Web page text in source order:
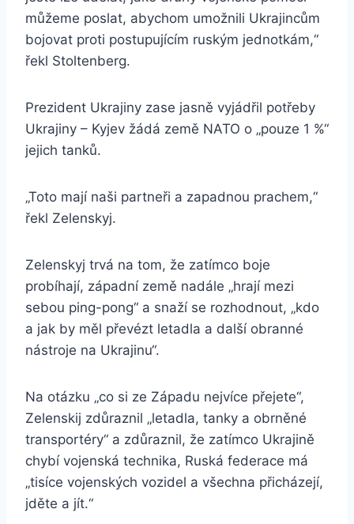
můžeme poslat, abychom umožnili Ukrajincům
bojovat proti postupujícím ruským jednotkám,“
řekl Stoltenberg.
Prezident Ukrajiny zase jasně vyjádřil potřeby
Ukrajiny – Kyjev žádá země NATO o „pouze 1 %“
jejich tanků.
„Toto mají naši partneři a zapadnou prachem,“
řekl Zelenskyj.
Zelenskyj trvá na tom, že zatímco boje
probíhají, západní země nadále „hrají mezi
sebou ping-pong“ a snaží se rozhodnout, „kdo
a jak by měl převézt letadla a další obranné
nástroje na Ukrajinu“.
Na otázku „co si ze Západu nejvíce přejete“,
Zelenskij zdůraznil „letadla, tanky a obrněné
transportéry“ a zdůraznil, že zatímco Ukrajině
chybí vojenská technika, Ruská federace má
„tisíce vojenských vozidel a všechna přicházejí,
jděte a jít.“